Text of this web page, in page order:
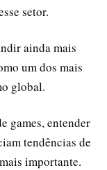
setor.
ainda mais
um dos mais
global.
games, entender
tendências de
importante.